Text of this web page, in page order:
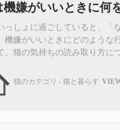
機嫌がいいときに何
っしょに過ごしていると、「
機嫌がいいときにどのような
、猫の気持ちの読み取り方に
猫のカテゴリ - 猫と暮らす